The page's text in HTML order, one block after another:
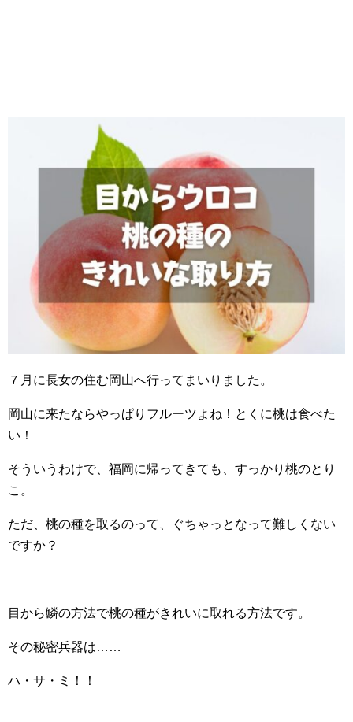
７月に長女の住む岡山へ行ってまいりました。
岡山に来たならやっぱりフルーツよね！とくに桃は食べた
い！
そういうわけで、福岡に帰ってきても、すっかり桃のとり
こ。
ただ、桃の種を取るのって、ぐちゃっとなって難しくない
ですか？
目から鱗の方法で桃の種がきれいに取れる方法です。
その秘密兵器は……
ハ・サ・ミ！！